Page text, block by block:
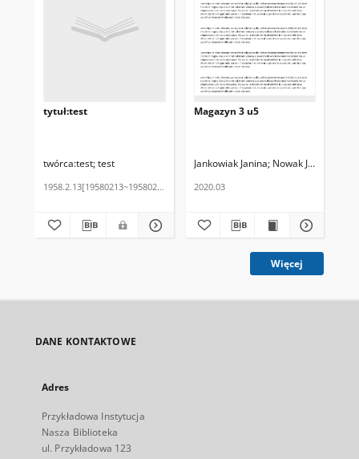
tytuł:test
twórca:test test
1958.2.13[19580213~19580213]
Magazyn 3 u5
Jankowiak Janina Nowak Jerzy
2020.03
Więcej
DANE KONTAKTOWE
Adres
Przykładowa Instytucja
Nasza Biblioteka
ul. Przykładowa 123